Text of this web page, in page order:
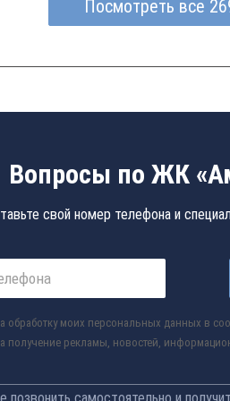
Посмотреть все
Вопросы по ЖК
свой номер телефона и
обработку моих персональных данных в
получение рекламы, новостей,